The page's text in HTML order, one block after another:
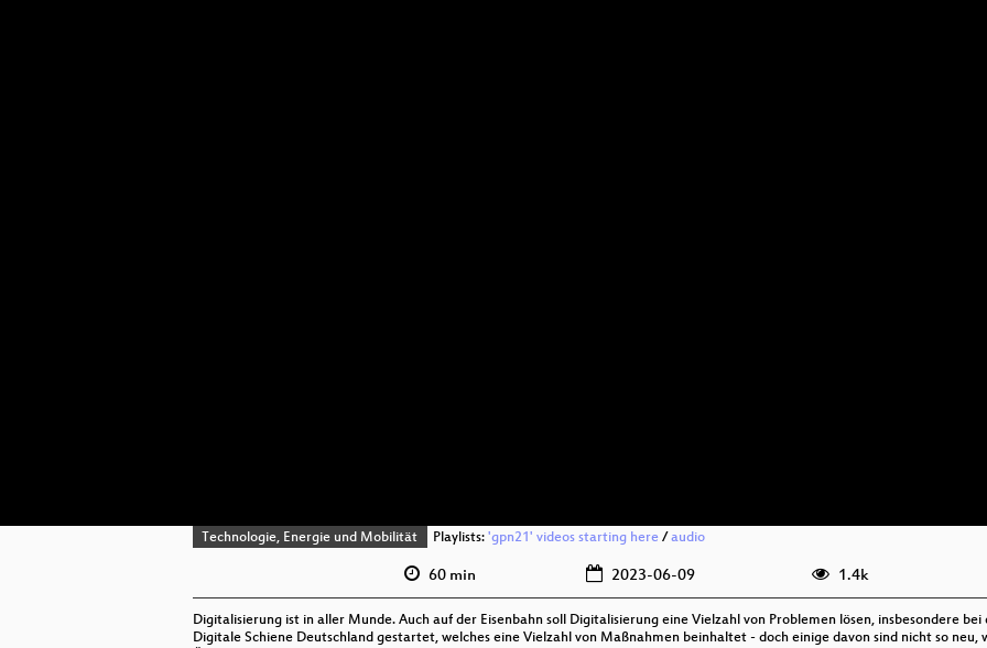
Technologie, Energie und Mobilität Playlists: 'gpn21' videos starting here/ audio
60 min 2023-06-09 1.4k
Digitalisierung ist in aller Munde. Auch auf der Eisenbahn soll Digitalisierung eine Vielzahl von Problemen lösen, insbesondere
Digitale Schiene Deutschland gestartet, welches eine Vielzahl von Maßnahmen beinhaltet - doch einige davon sind nicht so neu,